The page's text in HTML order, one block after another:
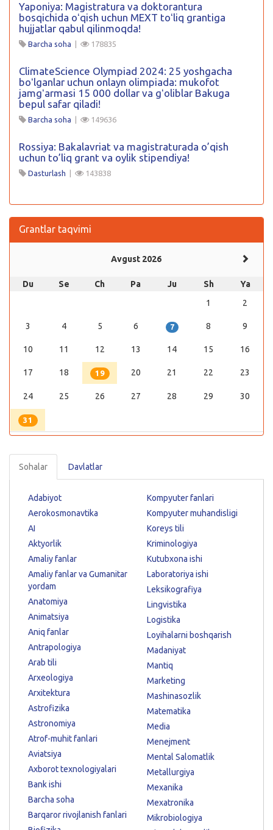
Yaponiya: Magistratura va doktorantura
bosqichida oʻqish uchun MEXT toʻliq grantiga
hujjatlar qabul qilinmoqda!
Barcha soha 178835
ClimateScience Olympiad 2024: 25 yoshgacha
boʻlganlar uchun onlayn olimpiada: mukofot
jamgʻarmasi 15 000 dollar va gʻoliblar Bakuga
bepul safar qiladi!
Barcha soha 149636
Rossiya: Bakalavriat va magistraturada o’qish
uchun to’liq grant va oylik stipendiya!
Dasturlash 143838
Grantlar taqvimi
Avgust 2026
Du Se Ch Pa Ju Sh
Ya
1
2
3 4 5 6 7 8 9
10 11 12 13 14 15 16
17 18 19 20 21 22 23
24 25 26 27 28 29 30
31
Sohalar Davlatlar
Adabiyot
Aerokosmonavtika
AI
Aktyorlik
Amaliy fanlar
Amaliy fanlar va Gumanitar
yordam
Anatomiya
Animatsiya
Aniq fanlar
Antrapologiya
Arab tili
Arxeologiya
Arxitektura
Astrofizika
Astronomiya
Atrof-muhit fanlari
Aviatsiya
Axborot texnologiyalari
Bank ishi
Barcha soha
Barqaror rivojlanish fanlari
Kompyuter fanlari
Kompyuter muhandisligi
Koreys tili
Kriminologiya
Kutubxona ishi
Laboratoriya ishi
Leksikografiya
Lingvistika
Logistika
Loyihalarni boshqarish
Madaniyat
Mantiq
Marketing
Mashinasozlik
Matematika
Media
Menejment
Mental Salomatlik
Metallurgiya
Mexanika
Mexatronika
Mikrobiologiya